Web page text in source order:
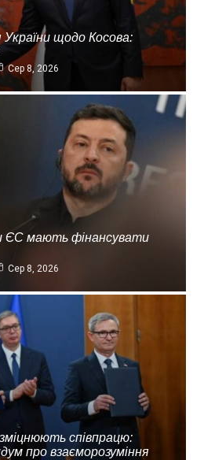
щодо Косова:
Сер 8, 2026
ЄС мають фінансувати
Сер 8, 2026
співпрацю:
про взаєморозуміння